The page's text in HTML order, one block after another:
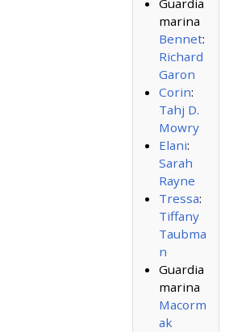
Guardia
marina
Bennet:
Richard
Garon
Corin:
Tahj D.
Mowry
Elani:
Sarah
Rayne
Tressa:
Tiffany
Taubma
n
Guardia
marina
Macorm
ak